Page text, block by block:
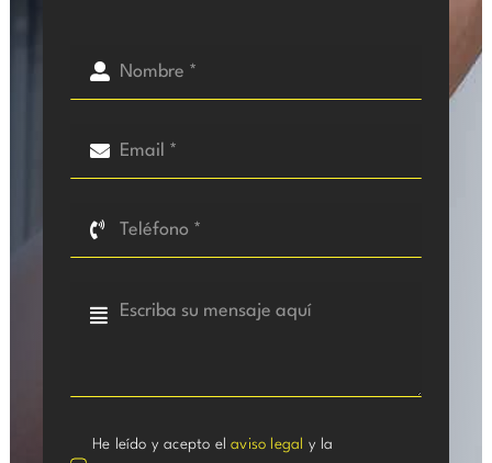
He leído y acepto elaviso legal y la